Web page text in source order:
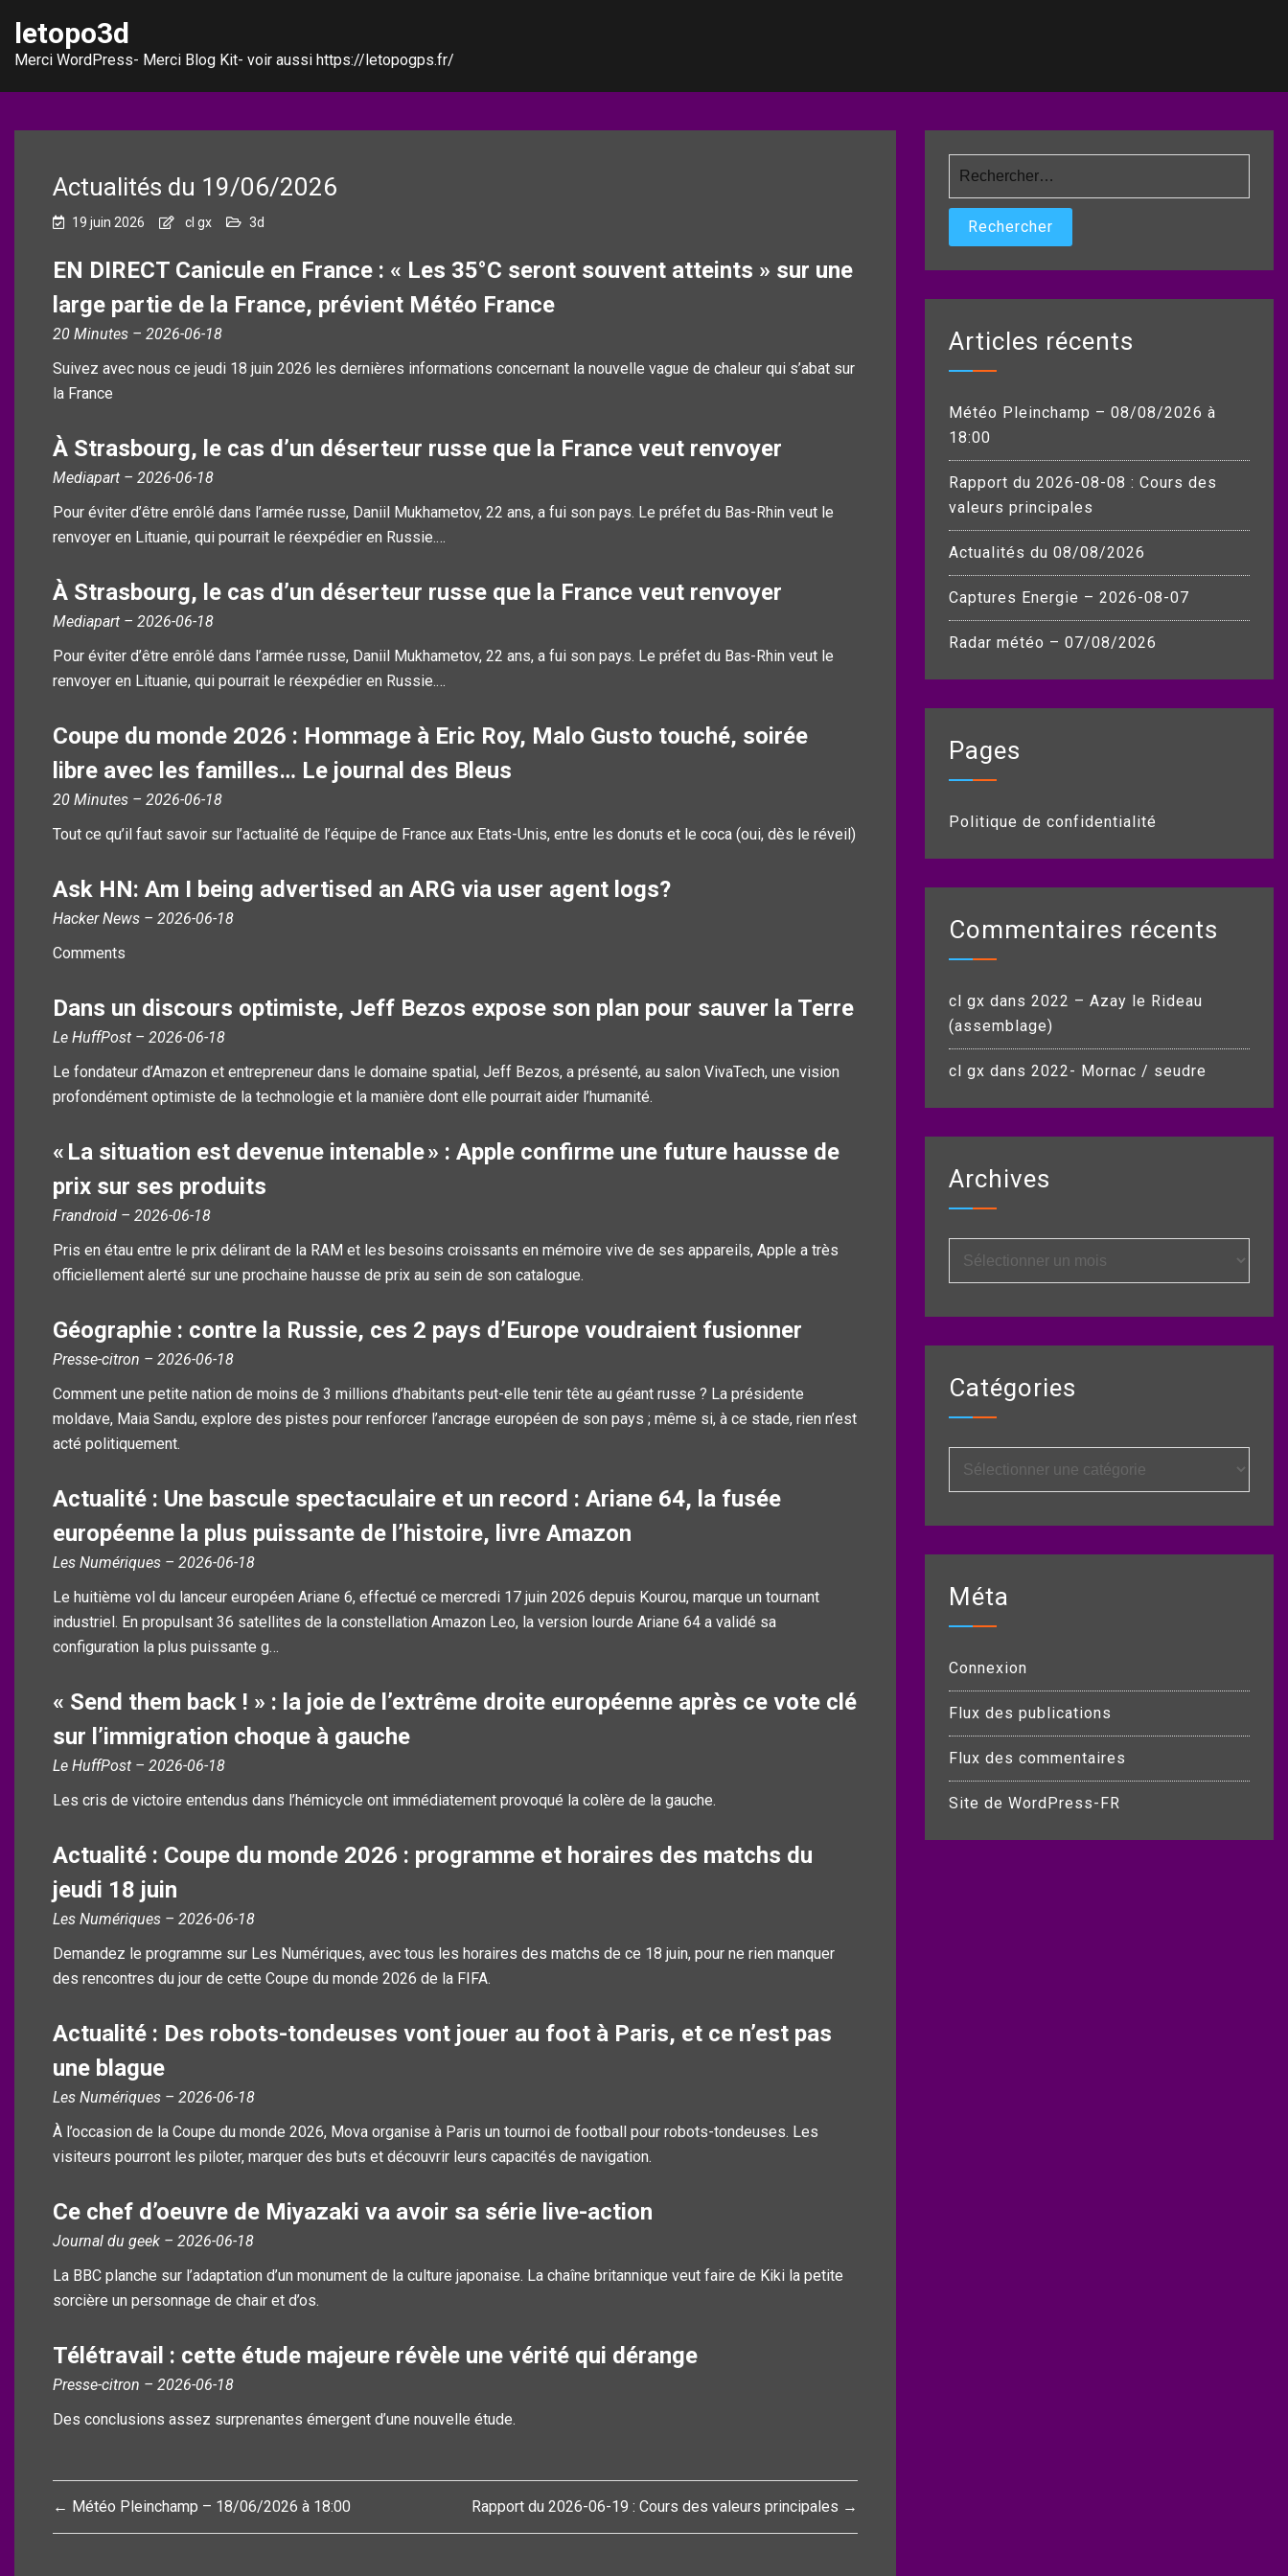
letopo3d
Merci WordPress- Merci Blog Kit- voir aussi https://letopogps.fr/
Actualités du 19/06/2026
19 juin 2026 cl gx 3d
EN DIRECT Canicule en France : « Les 35°C seront souvent atteints » sur une
large partie de la France, prévient Météo France
20 Minutes – 2026-06-18
Suivez avec nous ce jeudi 18 juin 2026 les dernières informations concernant la nouvelle vague de chaleur qui s’abat sur
la France
À Strasbourg, le cas d’un déserteur russe que la France veut renvoyer
Mediapart – 2026-06-18
Pour éviter d’être enrôlé dans l’armée russe, Daniil Mukhametov, 22 ans, a fui son pays. Le préfet du Bas-Rhin veut le
renvoyer en Lituanie, qui pourrait le réexpédier en Russie.…
À Strasbourg, le cas d’un déserteur russe que la France veut renvoyer
Mediapart – 2026-06-18
Pour éviter d’être enrôlé dans l’armée russe, Daniil Mukhametov, 22 ans, a fui son pays. Le préfet du Bas-Rhin veut le
renvoyer en Lituanie, qui pourrait le réexpédier en Russie.…
Coupe du monde 2026 : Hommage à Eric Roy, Malo Gusto touché, soirée
libre avec les familles… Le journal des Bleus
20 Minutes – 2026-06-18
Tout ce qu’il faut savoir sur l’actualité de l’équipe de France aux Etats-Unis, entre les donuts et le coca (oui, dès le réveil)
Ask HN: Am I being advertised an ARG via user agent logs?
Hacker News – 2026-06-18
Comments
Dans un discours optimiste, Jeff Bezos expose son plan pour sauver la Terre
Le HuffPost – 2026-06-18
Le fondateur d’Amazon et entrepreneur dans le domaine spatial, Jeff Bezos, a présenté, au salon VivaTech, une vision
profondément optimiste de la technologie et la manière dont elle pourrait aider l’humanité.
« La situation est devenue intenable » : Apple confirme une future hausse de
prix sur ses produits
Frandroid – 2026-06-18
Pris en étau entre le prix délirant de la RAM et les besoins croissants en mémoire vive de ses appareils, Apple a très
officiellement alerté sur une prochaine hausse de prix au sein de son catalogue.
Géographie : contre la Russie, ces 2 pays d’Europe voudraient fusionner
Presse-citron – 2026-06-18
Comment une petite nation de moins de 3 millions d’habitants peut-elle tenir tête au géant russe ? La présidente
moldave, Maia Sandu, explore des pistes pour renforcer l’ancrage européen de son pays ; même si, à ce stade, rien n’est
acté politiquement.
Actualité : Une bascule spectaculaire et un record : Ariane 64, la fusée
européenne la plus puissante de l’histoire, livre Amazon
Les Numériques – 2026-06-18
Le huitième vol du lanceur européen Ariane 6, effectué ce mercredi 17 juin 2026 depuis Kourou, marque un tournant
industriel. En propulsant 36 satellites de la constellation Amazon Leo, la version lourde Ariane 64 a validé sa
configuration la plus puissante g…
« Send them back ! » : la joie de l’extrême droite européenne après ce vote clé
sur l’immigration choque à gauche
Le HuffPost – 2026-06-18
Les cris de victoire entendus dans l’hémicycle ont immédiatement provoqué la colère de la gauche.
Actualité : Coupe du monde 2026 : programme et horaires des matchs du
jeudi 18 juin
Les Numériques – 2026-06-18
Demandez le programme sur Les Numériques, avec tous les horaires des matchs de ce 18 juin, pour ne rien manquer
des rencontres du jour de cette Coupe du monde 2026 de la FIFA.
Actualité : Des robots-tondeuses vont jouer au foot à Paris, et ce n’est pas
une blague
Les Numériques – 2026-06-18
À l’occasion de la Coupe du monde 2026, Mova organise à Paris un tournoi de football pour robots-tondeuses. Les
visiteurs pourront les piloter, marquer des buts et découvrir leurs capacités de navigation.
Ce chef d’oeuvre de Miyazaki va avoir sa série live-action
Journal du geek – 2026-06-18
La BBC planche sur l’adaptation d’un monument de la culture japonaise. La chaîne britannique veut faire de Kiki la petite
sorcière un personnage de chair et d’os.
Télétravail : cette étude majeure révèle une vérité qui dérange
Presse-citron – 2026-06-18
Des conclusions assez surprenantes émergent d’une nouvelle étude.
Navigation
de
← Météo Pleinchamp – 18/06/2026 à 18:00 Rapport du 2026-06-19 : Cours des valeurs principales →
Articles récents
Météo Pleinchamp – 08/08/2026 à
18:00
Rapport du 2026-08-08 : Cours des
valeurs principales
Actualités du 08/08/2026
Captures Energie – 2026-08-07
Radar météo – 07/08/2026
Pages
Politique de confidentialité
Commentaires récents
cl gx dans 2022 – Azay le Rideau
(assemblage)
cl gx dans 2022- Mornac / seudre
Archives
Catégories
Méta
Connexion
Flux des publications
Flux des commentaires
Site de WordPress-FR